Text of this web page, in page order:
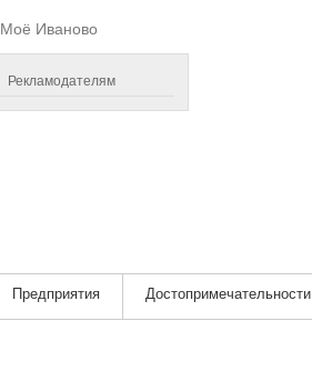
Моё Иваново
Рекламодателям
Предприятия Достопримечательности